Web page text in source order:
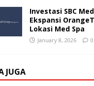
Investasi SBC
Ekspansi
Lokasi Med Spa
January 8, 2026 0
JUGA